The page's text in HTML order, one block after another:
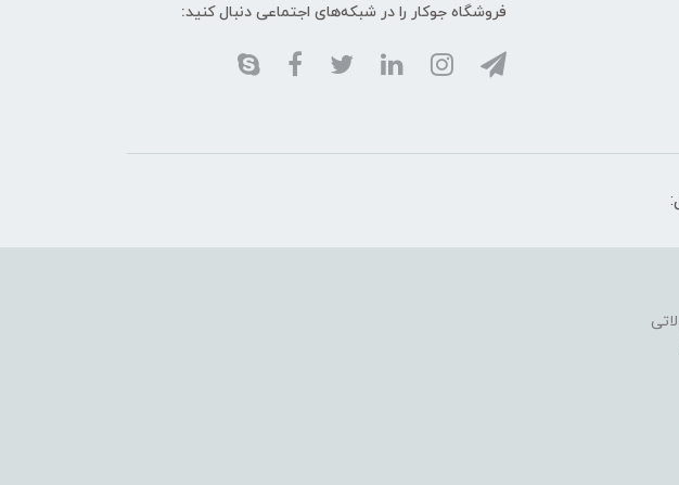
فروشگاه جوکار را در شبکه‌های اجتماعی دنبال کنید: